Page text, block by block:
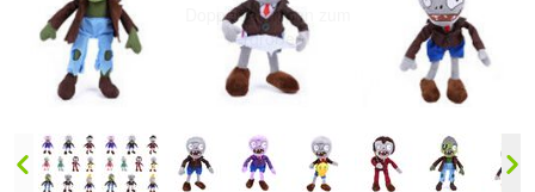
Doppelt antippen zum
vergrößern